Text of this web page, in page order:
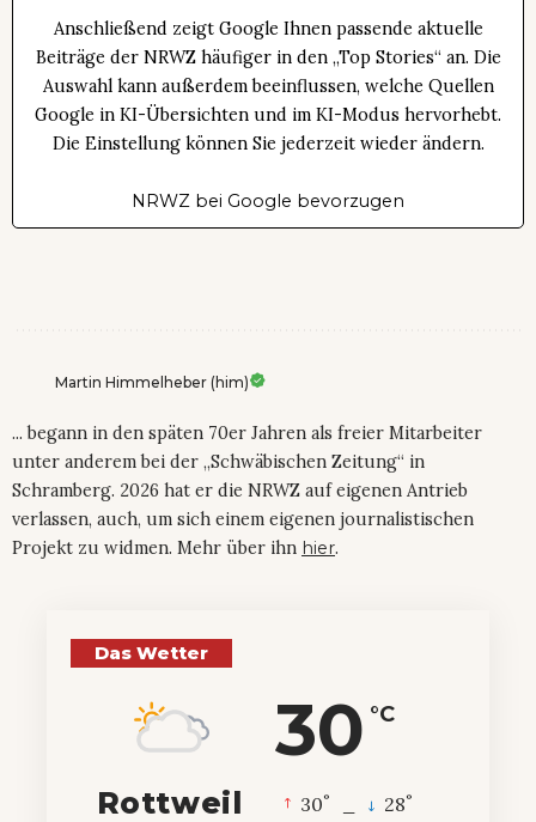
Anschließend zeigt Google Ihnen passende aktuelle
Beiträge der NRWZ häufiger in den „Top Stories“ an. Die
Auswahl kann außerdem beeinflussen, welche Quellen
Google in KI-Übersichten und im KI-Modus hervorhebt.
Die Einstellung können Sie jederzeit wieder ändern.
NRWZ bei Google bevorzugen
Martin Himmelheber (him)
... begann in den späten 70er Jahren als freier Mitarbeiter
unter anderem bei der „Schwäbischen Zeitung“ in
Schramberg. 2026 hat er die NRWZ auf eigenen Antrieb
verlassen, auch, um sich einem eigenen journalistischen
Projekt zu widmen. Mehr über ihn hier.
Das Wetter
30 °C
Rottweil 30° 28°